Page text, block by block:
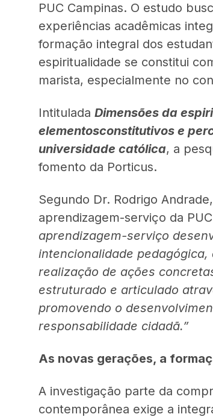
PUC Campinas. O estudo
experiências acadêmicas
formação integral dos
espiritualidade se constitui
marista, especialmente no
Intitulada Dimensões da
elementosconstitutivos e
universidade católica, a
fomento da Porticus.
Segundo Dr. Rodrigo
aprendizagem-serviço da
aprendizagem-serviço
intencionalidade
realização de ações
estruturado e articulado
promovendo o
responsabilidade cidadã.”
As novas gerações, a
A investigação parte da
contemporânea exige a